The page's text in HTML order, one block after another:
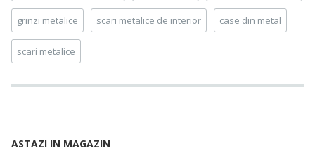
grinzi metalice scari metalice de interior case din metal
scari metalice
ASTAZI IN MAGAZIN